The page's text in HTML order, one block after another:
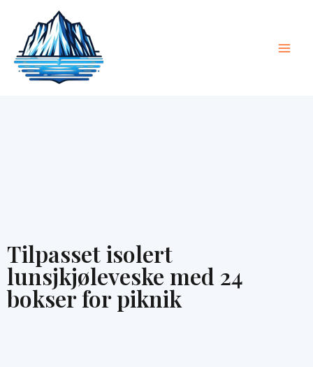
innhold
Tilpasset isolert
lunsjkjøleveske med 24
bokser for piknik